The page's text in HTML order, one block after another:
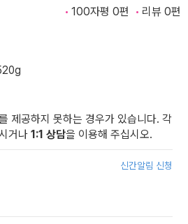
100자평 0편 리뷰 0편
제공하지 못하는 경우가 있습니다. 각
거나 1:1 상담을 이용해 주십시오.
신간알림 신청